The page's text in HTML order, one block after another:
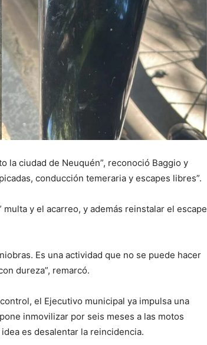
la ciudad de Neuquén”, reconoció Baggio y
conducción temeraria y escapes libres”.
y el acarreo, y además reinstalar el escape
Es una actividad que no se puede hacer
dureza”, remarcó.
el Ejecutivo municipal ya impulsa una
inmovilizar por seis meses a las motos
es desalentar la reincidencia.